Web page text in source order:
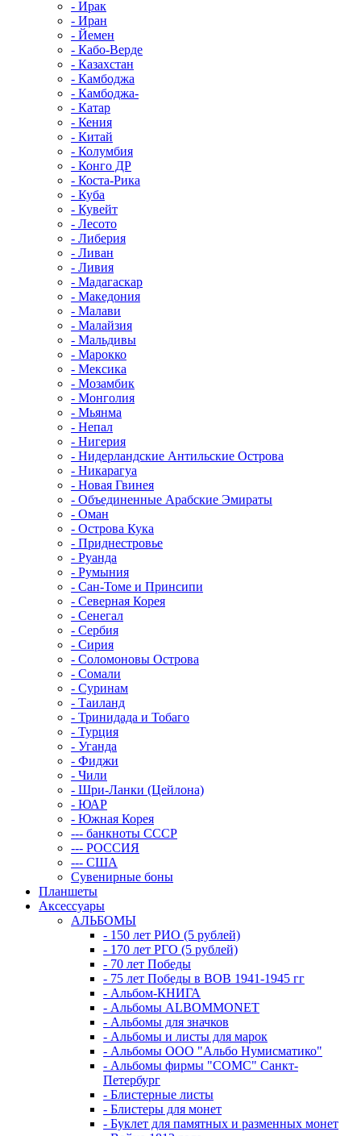
- Ирак
- Иран
- Йемен
- Кабо-Верде
- Казахстан
- Камбоджа
- Камбоджа-
- Катар
- Кения
- Китай
- Колумбия
- Конго ДР
- Коста-Рика
- Куба
- Кувейт
- Лесото
- Либерия
- Ливан
- Ливия
- Мадагаскар
- Македония
- Малави
- Малайзия
- Мальдивы
- Марокко
- Мексика
- Мозамбик
- Монголия
- Мьянма
- Непал
- Нигерия
- Нидерландские Антильские Острова
- Никарагуа
- Новая Гвинея
- Объединенные Арабские Эмираты
- Оман
- Острова Кука
- Приднестровье
- Руанда
- Румыния
- Сан-Томе и Принсипи
- Северная Корея
- Сенегал
- Сербия
- Сирия
- Соломоновы Острова
- Сомали
- Суринам
- Таиланд
- Тринидада и Тобаго
- Турция
- Уганда
- Фиджи
- Чили
- Шри-Ланки (Цейлона)
- ЮАР
- Южная Корея
--- банкноты СССР
--- РОССИЯ
--- США
Сувенирные боны
Планшеты
Аксессуары
АЛЬБОМЫ
- 150 лет РИО (5 рублей)
- 170 лет РГО (5 рублей)
- 70 лет Победы
- 75 лет Победы в ВОВ 1941-1945 гг
- Альбом-КНИГА
- Альбомы ALBOMMONET
- Альбомы для значков
- Альбомы и листы для марок
- Альбомы ООО "Альбо Нумисматико"
- Альбомы фирмы "СОМС" Санкт-
Петербург
- Блистерные листы
- Блистеры для монет
- Буклет для памятных и разменных монет